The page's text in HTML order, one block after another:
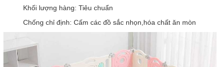
Khối lượng hàng: Tiêu chuẩn
Chống chỉ định: Cấm các đồ sắc nhọn,hóa chất ăn mòn